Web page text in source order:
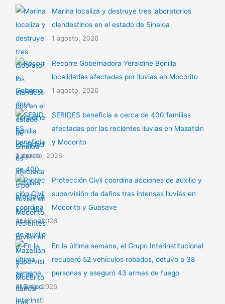
Marina localiza y destruye tres laboratorios
clandestinos en el estado de Sinaloa
1 agosto, 2026
Recorre Gobernadora Yeraldine Bonilla
localidades afectadas por lluvias en Mocorito
1 agosto, 2026
SEBIDES beneficia a cerca de 400 familias
afectadas por las recientes lluvias en Mazatlán
y Mocorito
1 agosto, 2026
Protección Civil coordina acciones de auxilio y
supervisión de daños tras intensas lluvias en
Mocorito y Guasave
31 julio, 2026
En la última semana, el Grupo Interinstitucional
recuperó 52 vehículos robados, detuvo a 38
personas y aseguró 43 armas de fuego
31 julio, 2026